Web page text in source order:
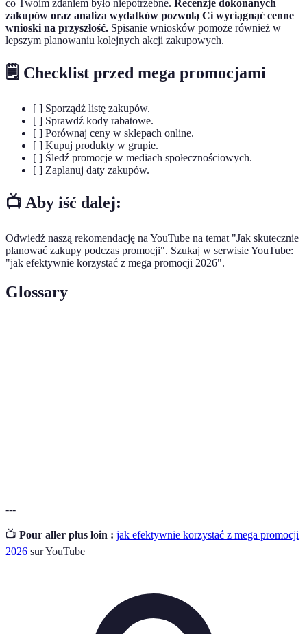
co Twoim zdaniem było niepotrzebne. Recenzje dokonanych
zakupów oraz analiza wydatków pozwolą Ci wyciągnąć cenne
wnioski na przyszłość. Spisanie wniosków pomoże również w
lepszym planowaniu kolejnych akcji zakupowych.
🗒️ Checklist przed mega promocjami
[ ] Sporządź listę zakupów.
[ ] Sprawdź kody rabatowe.
[ ] Porównaj ceny w sklepach online.
[ ] Kupuj produkty w grupie.
[ ] Śledź promocje w mediach społecznościowych.
[ ] Zaplanuj daty zakupów.
📺 Aby iść dalej:
Odwiedź naszą rekomendację na YouTube na temat "Jak skutecznie
planować zakupy podczas promocji". Szukaj w serwisie YouTube:
"jak efektywnie korzystać z mega promocji 2026".
Glossary
---
📺 Pour aller plus loin : jak efektywnie korzystać z mega promocji
2026 sur YouTube